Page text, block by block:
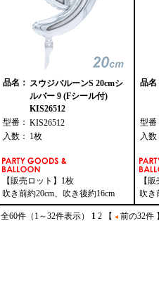
品名： スウジバルーンS 20cmシ
ルバー 9 (Fシール付)
KIS26512
型番： KIS26512
入数： 1枚
【販売ロット】1枚
吹き前約20cm、吹き後約16cm
品名
型番
入数
【
吹
全60件（1～32件表示） 1 2 【 前の32件